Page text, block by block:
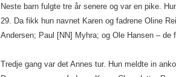
Neste barn fulgte tre år senere og var en pike.
29. Da fikk hun navnet Karen og fadrene Oline
Andersen; Paul [NN] Myhra; og Ole Hansen – de
Tredje gang var det Annes tur. Hun meldte in